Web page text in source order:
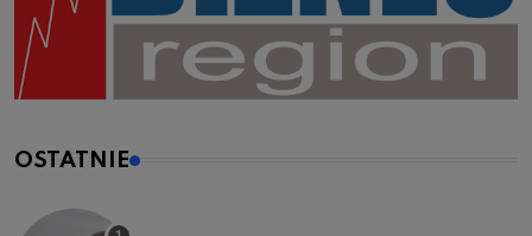
OSTATNIE